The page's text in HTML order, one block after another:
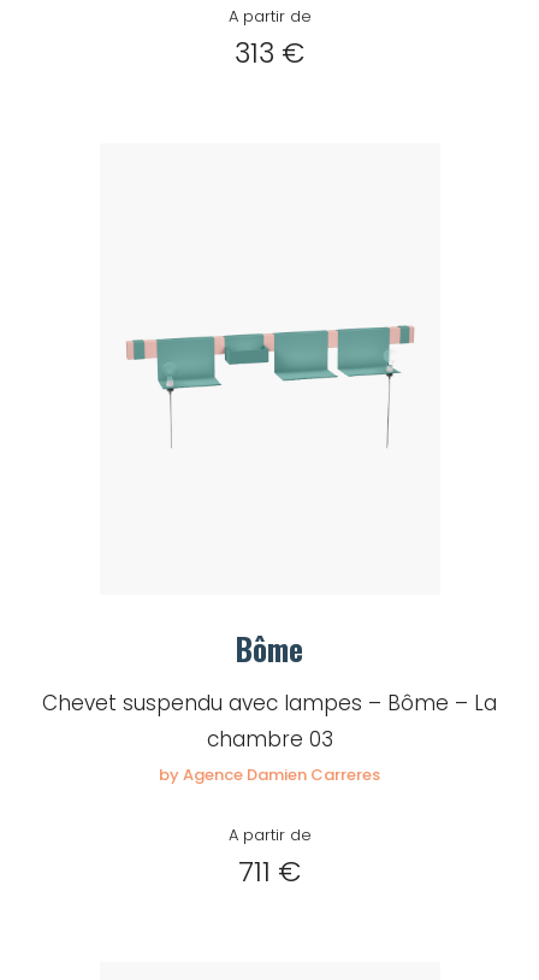
A partir de
313 €
Bôme
Chevet suspendu avec lampes – Bôme – La
chambre 03
by Agence Damien Carreres
A partir de
711 €